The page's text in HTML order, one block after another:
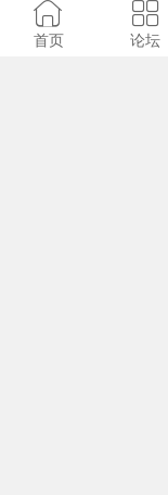
首页 论坛